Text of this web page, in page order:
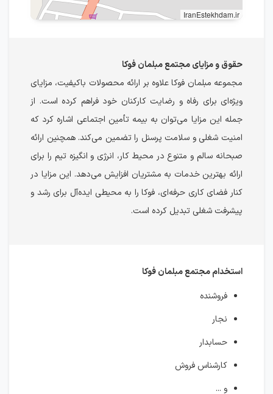
IranEstekhdam.ir
حقوق و مزایای مجتمع مبلمان فوکا
مجموعه مبلمان فوکا علاوه بر ارائه محصولات باکیفیت، مزایای
ویژه‌ای برای رفاه و رضایت کارکنان خود فراهم کرده است. از
جمله این مزایا می‌توان به بیمه تأمین اجتماعی اشاره کرد که
امنیت شغلی و سلامت پرسنل را تضمین می‌کند. همچنین ارائه
صبحانه سالم و متنوع در محیط کار، انرژی و انگیزه تیم را برای
ارائه بهترین خدمات به مشتریان افزایش می‌دهد. این مزایا در
کنار فضای کاری حرفه‌ای، فوکا را به محیطی ایده‌آل برای رشد و
پیشرفت شغلی تبدیل کرده است.
استخدام مجتمع مبلمان فوکا
فروشنده
نجار
حسابدار
کارشناس فروش
و ...